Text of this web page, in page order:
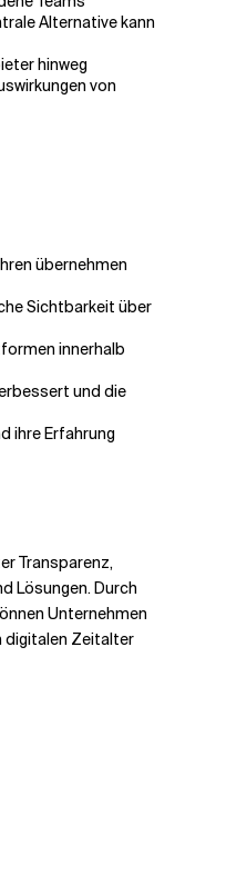
Alternative kann
hinweg
von
übernehmen
Sichtbarkeit über
innerhalb
und die
ihre Erfahrung
Transparenz,
Lösungen. Durch
Unternehmen
digitalen Zeitalter